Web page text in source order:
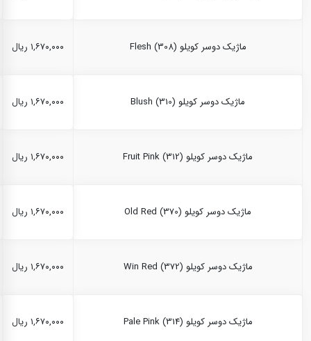
ماژیک دوسر کویلو Flesh (308) ۱,۶۷۰,۰۰۰ ریال
ماژیک دوسر کویلو Blush (310) ۱,۶۷۰,۰۰۰ ریال
ماژیک دوسر کویلو Fruit Pink (312) ۱,۶۷۰,۰۰۰ ریال
ماژیک دوسر کویلو Old Red (370) ۱,۶۷۰,۰۰۰ ریال
ماژیک دوسر کویلو Win Red (372) ۱,۶۷۰,۰۰۰ ریال
ماژیک دوسر کویلو Pale Pink (314) ۱,۶۷۰,۰۰۰ ریال